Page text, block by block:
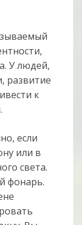
У людей,
развитие
к
если
или в
света.
фонарь.